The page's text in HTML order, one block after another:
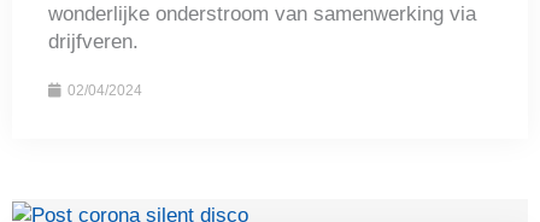
wonderlijke onderstroom van samenwerking via
drijfveren.
02/04/2024